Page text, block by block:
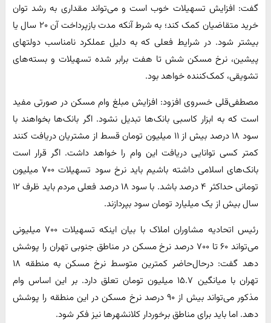
گفت: افزایش تسهیلات خوب است و می‌تواند مقداری به رشد توان
خرید متقاضیان کمک کند؛ به شرط آنکه مدت بازپرداخت آن ۲۰ سال یا
بیشتر شود. در شرایط فعلی که به دلیل عملکرد نامناسب دولتهای
پیشین، نرخ مسکن شش تا هفت برابر شده تسهیلات و بسته‌های
تشویقی، کمک‌کننده خواهد بود.
مصطفی‌قلی خسروی افزود: افزایش مبلغ وام مسکن در صورتی مفید
است که به ابزار کاسبی بانک‌ها تبدیل نشود. اگر بانک‌ها بخواهند با
سود ۱۸ درصد بیش از ۱۱ میلیون تومان قسط از مشتریان دریافت کنند
کمتر کسی توانایی دریافت این وام را خواهد داشت. اگر قرار است
بانک‌های اسلامی داشته باشیم باید نرخ سود تسهیلات ۷۰۰ میلیون
تومانی حداکثر ۴ درصد باشد. با سود ۱۸ درصد فعلی مردم باید ظرف ۱۲
سال بیش از یک میلیارد تومان سود بپردازند.
رئیس اتحادیه مشاوران املاک با بیان اینکه تسهیلات ۷۰۰ میلیونی
می‌تواند ۶۰ تا ۷۰۰ درصد نرخ مسکن در مناطق جنوبی تهران را پوشش
دهد گفت: درحال‌حاضر کمترین متوسط نرخ مسکن به منطقه ۱۸
تهران با میانگین ۱۵.۷ میلیون تومان تعلق دارد. بر این اساس وام
مذکور می‌تواند بیش از ۹۰ درصد نرخ مسکن در این منطقه را پوشش
دهد. اما باید برای مناطق برخوردار کلانشهرها نیز فکر شود.